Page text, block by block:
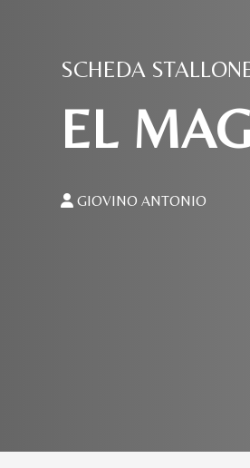
SCHEDA
EL
GIOVINO ANTONIO